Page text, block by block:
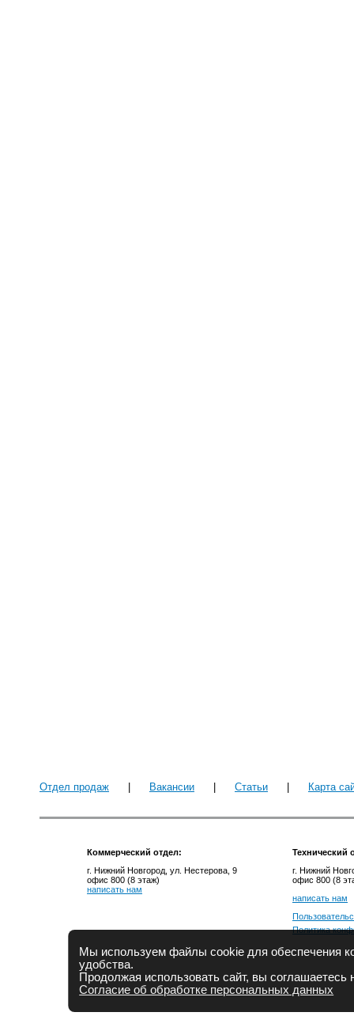
Отдел продаж Вакансии Статьи Карта
Коммерческий отдел:
г. Нижний Новгород, ул. Нестерова, 9
офис 800 (8 этаж)
написать нам
Технический
г. Нижний
офис 800 (8
написать нам
Политика
Мы используем файлы cookie для обеспечения
удобства.
Продолжая использовать сайт, вы
Согласие об обработке персональных данных